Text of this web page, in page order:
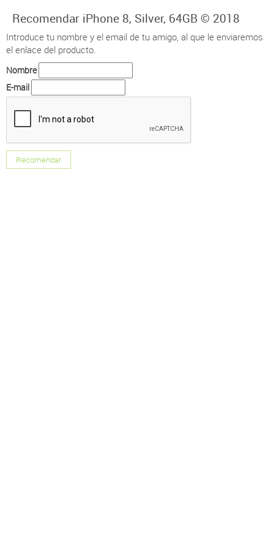
Recomendar iPhone 8, Silver, 64GB © 2018
Introduce tu nombre y el email de tu amigo, al que le enviaremos
el enlace del producto.
Nombre
E-mail